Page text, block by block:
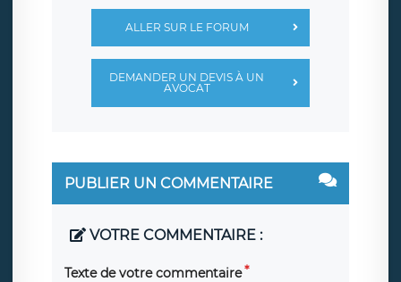
ALLER SUR LE FORUM
DEMANDER UN DEVIS À UN
AVOCAT
PUBLIER UN COMMENTAIRE
VOTRE COMMENTAIRE :
Texte de votre commentaire